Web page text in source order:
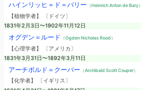
ハインリッヒ＝ド＝バリー （Heinrich Anton de Bary）
【植物学者】 〔ドイツ〕
1831年2月3日〜1902年11月12日
オグデン＝ルード （Ogden Nicholas Rood）
【心理学者】 〔アメリカ〕
1831年3月31日〜1892年3月11日
アーチボルド＝クーパー （Archibald Scott Couper）
【化学者】 〔イギリス〕